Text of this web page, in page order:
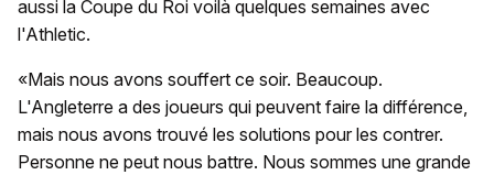
aussi la Coupe du Roi voilà quelques semaines avec
l'Athletic.
«Mais nous avons souffert ce soir. Beaucoup.
L'Angleterre a des joueurs qui peuvent faire la différence,
mais nous avons trouvé les solutions pour les contrer.
Personne ne peut nous battre. Nous sommes une grande